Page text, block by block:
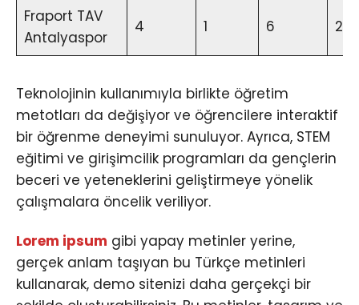
Fraport TAV
Antalyaspor
4 1 6 2
Teknolojinin kullanımıyla birlikte öğretim
metotları da değişiyor ve öğrencilere interaktif
bir öğrenme deneyimi sunuluyor. Ayrıca, STEM
eğitimi ve girişimcilik programları da gençlerin
beceri ve yeteneklerini geliştirmeye yönelik
çalışmalara öncelik veriliyor.
Lorem ipsum gibi yapay metinler yerine,
gerçek anlam taşıyan bu Türkçe metinleri
kullanarak, demo sitenizi daha gerçekçi bir